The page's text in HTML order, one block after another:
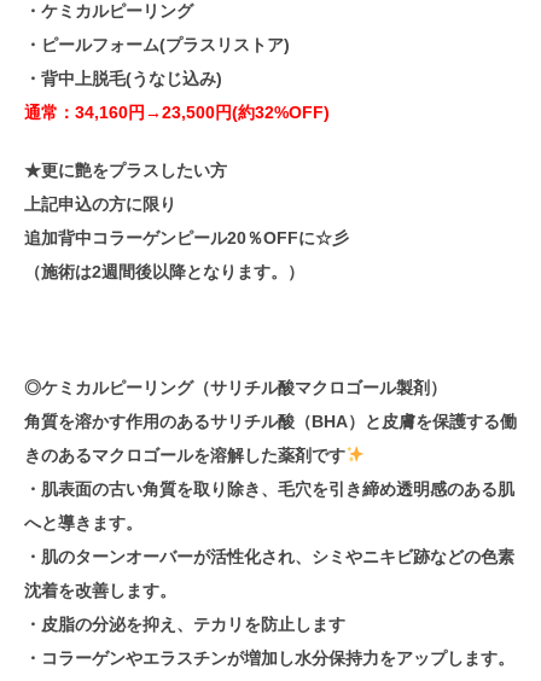
・ケミカルピーリング
・ピールフォーム(プラスリストア)
・背中上脱毛(うなじ込み)
通常：34,160円→23,500円(約32%OFF)
★更に艶をプラスしたい方
上記申込の方に限り
追加背中コラーゲンピール20％OFFに☆彡
（施術は2週間後以降となります。）
◎ケミカルピーリング（サリチル酸マクロゴール製剤）
角質を溶かす作用のあるサリチル酸（BHA）と皮膚を保護する働
きのあるマクロゴールを溶解した薬剤です
・肌表面の古い角質を取り除き、毛穴を引き締め透明感のある肌
へと導きます。
・肌のターンオーバーが活性化され、シミやニキビ跡などの色素
沈着を改善します。
・皮脂の分泌を抑え、テカリを防止します
・コラーゲンやエラスチンが増加し水分保持力をアップします。